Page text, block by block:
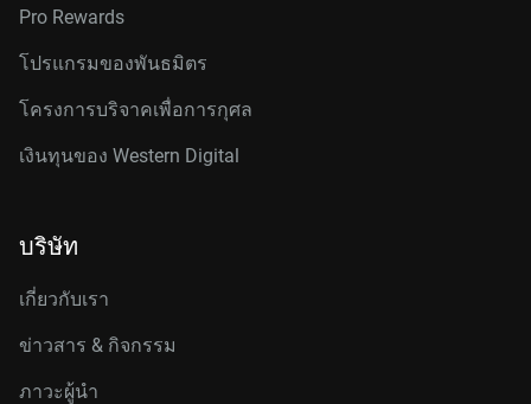
Pro Rewards
โปรแกรมของพันธมิตร
โครงการบริจาคเพื่อการกุศล
เงินทุนของ Western Digital
บริษัท
เกี่ยวกับเรา
ข่าวสาร & กิจกรรม
ภาวะผู้นำ